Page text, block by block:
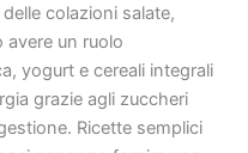
colazioni salate,
un ruolo
yogurt e cereali integrali
grazie agli zuccheri
Ricette semplici